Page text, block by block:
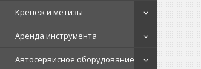
Крепеж и метизы
Аренда инструмента
Автосервисное оборудование